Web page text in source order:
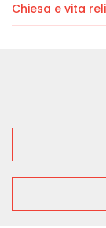
Chiesa e vita